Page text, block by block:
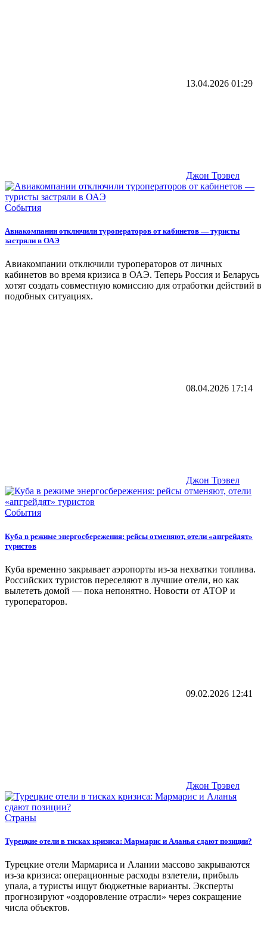
13.04.2026 01:29
Джон Трэвел
События
Авиакомпании отключили туроператоров от кабинетов — туристы
застряли в ОАЭ
Авиакомпании отключили туроператоров от личных
кабинетов во время кризиса в ОАЭ. Теперь Россия и Беларусь
хотят создать совместную комиссию для отработки действий в
подобных ситуациях.
08.04.2026 17:14
Джон Трэвел
События
Куба в режиме энергосбережения: рейсы отменяют, отели «апгрейдят»
туристов
Куба временно закрывает аэропорты из-за нехватки топлива.
Российских туристов переселяют в лучшие отели, но как
вылететь домой — пока непонятно. Новости от АТОР и
туроператоров.
09.02.2026 12:41
Джон Трэвел
Страны
Турецкие отели в тисках кризиса: Мармарис и Аланья сдают позиции?
Турецкие отели Мармариса и Алании массово закрываются
из-за кризиса: операционные расходы взлетели, прибыль
упала, а туристы ищут бюджетные варианты. Эксперты
прогнозируют «оздоровление отрасли» через сокращение
числа объектов.